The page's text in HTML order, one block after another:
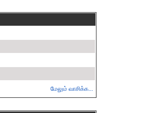
மேலும் வாசிக்க...